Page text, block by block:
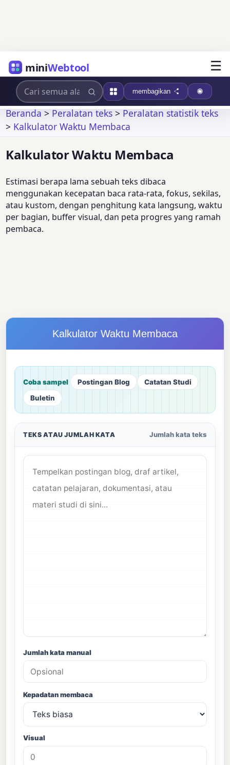
miniWebtool ☰
membagikan
Beranda>Peralatan teks>Peralatan statistik teks
> Kalkulator Waktu Membaca
Kalkulator Waktu Membaca
Estimasi berapa lama sebuah teks dibaca
menggunakan kecepatan baca rata-rata, fokus, sekilas,
atau kustom, dengan penghitung kata langsung, waktu
per bagian, buffer visual, dan peta progres yang ramah
pembaca.
Kalkulator Waktu Membaca
Coba sampel Postingan Blog
Catatan Studi
Buletin
TEKS ATAU JUMLAH KATA Jumlah kata teks
Jumlah kata manual
Kepadatan membaca
Visual